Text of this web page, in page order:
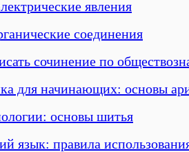
явления
соединения
сочинение по
для начинающих: основы
основы шитья
язык: правила